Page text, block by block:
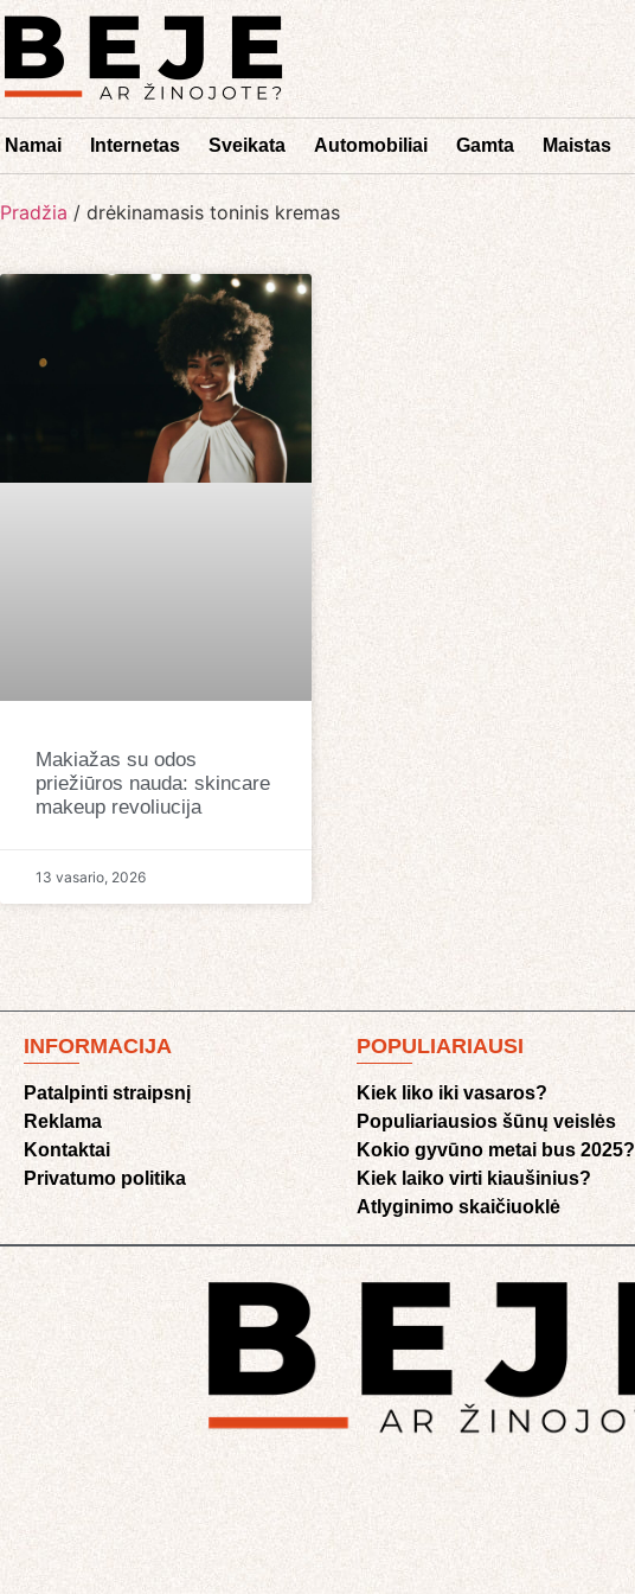
Namai Internetas Sveikata Automobiliai Gamta Maistas
Pradžia / drėkinamasis toninis kremas
Makiažas su odos
priežiūros nauda: skincare
makeup revoliucija
13 vasario, 2026
INFORMACIJA
Patalpinti straipsnį
Reklama
Kontaktai
Privatumo politika
POPULIARIAUSI
Kiek liko iki vasaros?
Populiariausios šūnų veislės
Kokio gyvūno metai bus 2025?
Kiek laiko virti kiaušinius?
Atlyginimo skaičiuoklė​